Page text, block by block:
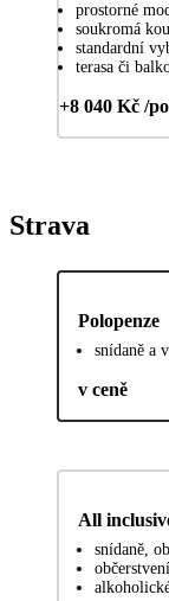
prostorné
soukromá
standardní
terasa či
+8 040 Kč /
Strava
Polopenze
snídaně a
v ceně
All
snídaně,